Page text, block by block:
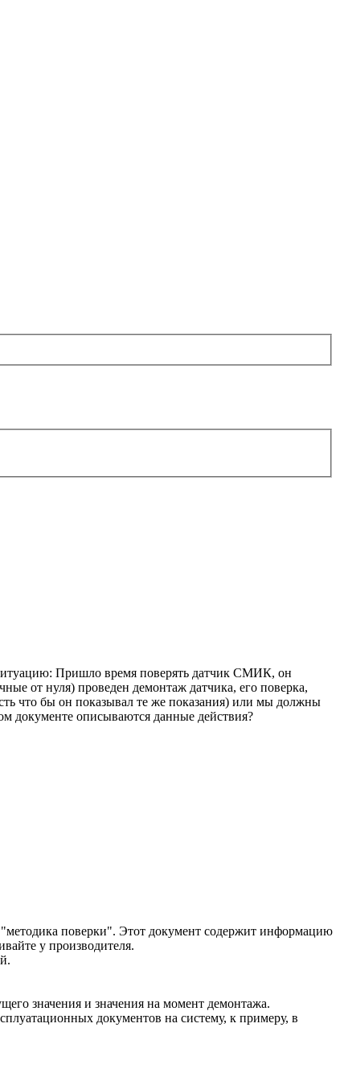
Пришло время поверять датчик СМИК, он
от нуля) проведен демонтаж датчика, его поверка,
что бы он показывал те же показания) или мы должны
документе описываются данные действия?
"методика поверки". Этот документ содержит информацию
у производителя.
значения и значения на момент демонтажа.
документов на систему, к примеру, в